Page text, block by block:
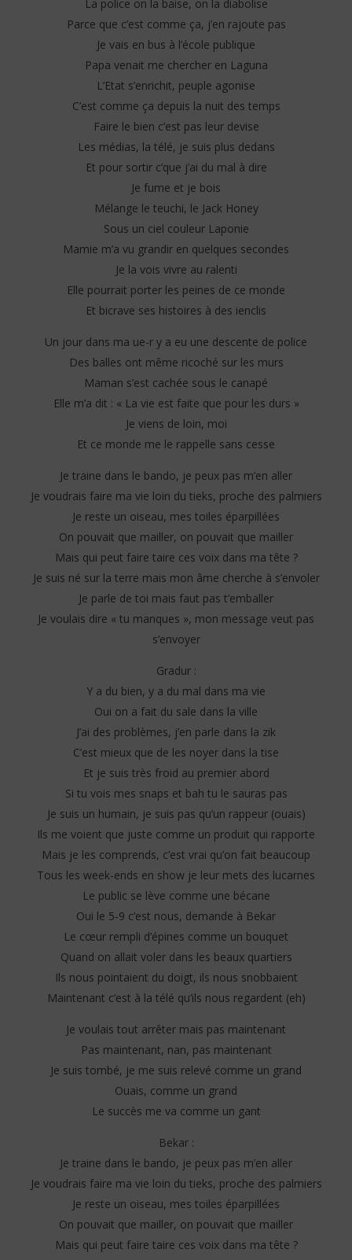
NOW VIEWING
Bekar feat Gradur – Laponie (Lyrics)
La police on la baise, on la diabolise
Parce que c’est comme ça, j’en rajoute pas
Je vais en bus à l’école publique
Papa venait me chercher en Laguna
L’Etat s’enrichit, peuple agonise
C’est comme ça depuis la nuit des temps
Faire le bien c’est pas leur devise
Les médias, la télé, je suis plus dedans
Et pour sortir c’que j’ai du mal à dire
Je fume et je bois
Mélange le teuchi, le Jack Honey
Sous un ciel couleur Laponie
Mamie m’a vu grandir en quelques secondes
Je la vois vivre au ralenti
Elle pourrait porter les peines de ce monde
Et bicrave ses histoires à des ienclis
Un jour dans ma ue-r y a eu une descente de police
Des balles ont même ricoché sur les murs
Maman s’est cachée sous le canapé
Elle m’a dit : « La vie est faite que pour les durs »
Je viens de loin, moi
Et ce monde me le rappelle sans cesse
Je traine dans le bando, je peux pas m’en aller
Je voudrais faire ma vie loin du tieks, proche des palmiers
Je reste un oiseau, mes toiles éparpillées
On pouvait que mailler, on pouvait que mailler
Mais qui peut faire taire ces voix dans ma tête ?
Je suis né sur la terre mais mon âme cherche à s’envoler
Je parle de toi mais faut pas t’emballer
Je voulais dire « tu manques », mon message veut pas
s’envoyer
Gradur :
Y a du bien, y a du mal dans ma vie
Oui on a fait du sale dans la ville
J’ai des problèmes, j’en parle dans la zik
C’est mieux que de les noyer dans la tise
Et je suis très froid au premier abord
Si tu vois mes snaps et bah tu le sauras pas
Je suis un humain, je suis pas qu’un rappeur (ouais)
Ils me voient que juste comme un produit qui rapporte
Mais je les comprends, c’est vrai qu’on fait beaucoup
Tous les week-ends en show je leur mets des lucarnes
Le public se lève comme une bécane
Oui le 5-9 c’est nous, demande à Bekar
Le cœur rempli d’épines comme un bouquet
Quand on allait voler dans les beaux quartiers
Ils nous pointaient du doigt, ils nous snobbaient
Maintenant c’est à la télé qu’ils nous regardent (eh)
Je voulais tout arrêter mais pas maintenant
Pas maintenant, nan, pas maintenant
Je suis tombé, je me suis relevé comme un grand
Ouais, comme un grand
Le succès me va comme un gant
Bekar :
Je traine dans le bando, je peux pas m’en aller
Je voudrais faire ma vie loin du tieks, proche des palmiers
Je reste un oiseau, mes toiles éparpillées
On pouvait que mailler, on pouvait que mailler
Mais qui peut faire taire ces voix dans ma tête ?